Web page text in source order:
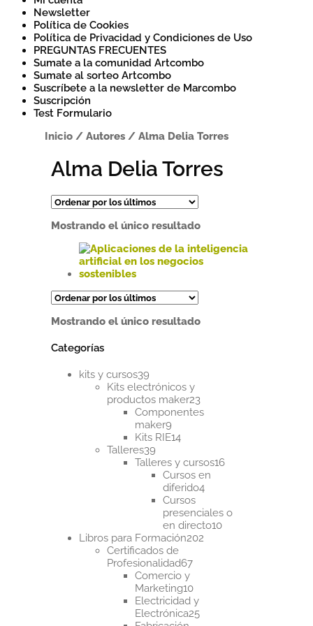
Newsletter
Política de Cookies
Política de Privacidad y Condiciones de Uso
PREGUNTAS FRECUENTES
Sumate a la comunidad Artcombo
Sumate al sorteo Artcombo
Suscríbete a la newsletter de Marcombo
Suscripción
Test Formulario
Inicio /Autores /Alma Delia Torres
Alma Delia Torres
Mostrando el único resultado
producto
múltiples
Las
se
pueden
elegir
producto
Mostrando el único resultado
Categorías
kits y cursos3939
productos
Kits electrónicos y
productos maker2323
productos
Componentes
maker99
productos
Kits RIE1414
Talleres3939
productos
Talleres y cursos1616
Cursos en
diferido44
Cursos
presenciales o
en directo1010
Libros para Formación202202
Certificados de
Profesionalidad6767
Comercio y
Marketing1010
productos
Electricidad y
Electrónica2525